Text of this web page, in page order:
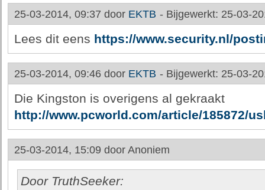
25-03-2014, 09:37 door EKTB - Bijgewerkt: 25-03-
Lees dit eens https://www.security.nl/
25-03-2014, 09:46 door EKTB - Bijgewerkt: 25-03-
Die Kingston is overigens al gekraakt
http://www.pcworld.com/article/185872/
25-03-2014, 15:09 door Anoniem
Door TruthSeeker: